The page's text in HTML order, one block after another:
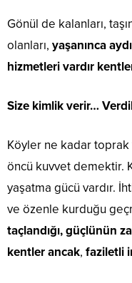
Gönül de kalanları,
olanları, yaşanınca
hizmetleri vardır
Size kimlik verir…
Köyler ne kadar toprak
öncü kuvvet demektir.
yaşatma gücü vardır.
ve özenle kurduğu
taçlandığı, güçlünün
kentler ancak, faziletli